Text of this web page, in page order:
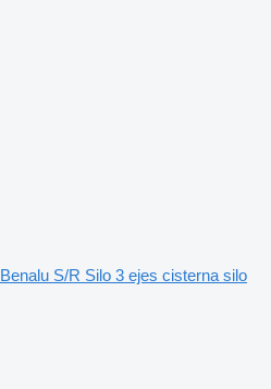
Benalu S/R Silo 3 ejes cisterna silo